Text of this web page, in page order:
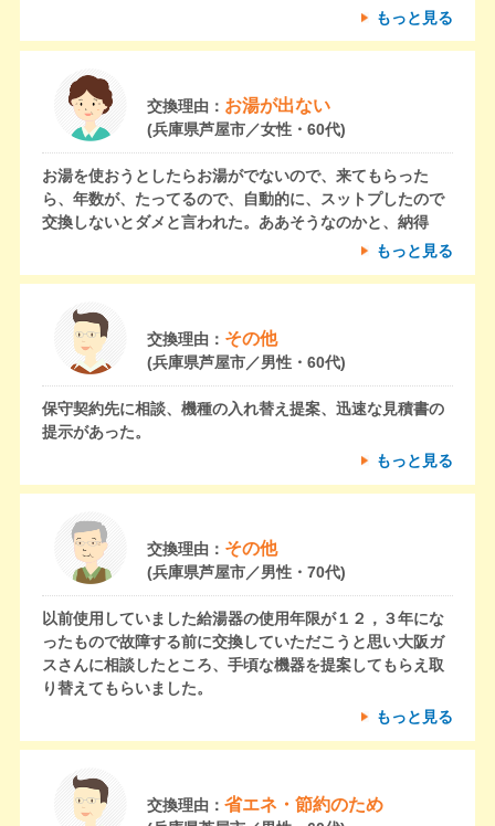
もっと見る
交換理由： お湯が出ない
(兵庫県芦屋市／女性・60代)
お湯を使おうとしたらお湯がでないので、来てもらった
ら、年数が、たってるので、自動的に、スットプしたので
交換しないとダメと言われた。ああそうなのかと、納得
もっと見る
交換理由： その他
(兵庫県芦屋市／男性・60代)
保守契約先に相談、機種の入れ替え提案、迅速な見積書の
提示があった。
もっと見る
交換理由： その他
(兵庫県芦屋市／男性・70代)
以前使用していました給湯器の使用年限が１２，３年にな
ったもので故障する前に交換していただこうと思い大阪ガ
スさんに相談したところ、手頃な機器を提案してもらえ取
り替えてもらいました。
もっと見る
交換理由： 省エネ・節約のため